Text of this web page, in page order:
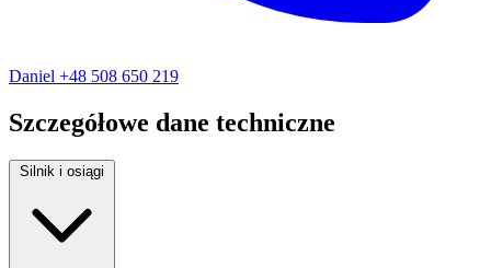
Daniel +48 508 650 219
Szczegółowe dane techniczne
Silnik i osiągi